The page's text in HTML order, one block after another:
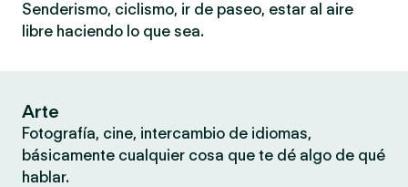
Senderismo, ciclismo, ir de paseo, estar al aire
libre haciendo lo que sea.
Arte
Fotografía, cine, intercambio de idiomas,
básicamente cualquier cosa que te dé algo de qué
hablar.